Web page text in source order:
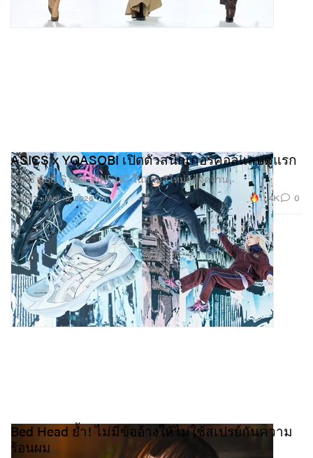
รองเท้า
ASICS x YOASOBI เปิดตัวสนีกเกอร์คอลแลบคู่แรก
รีมิกซ์ ASICS GEL-KINETIC ในสามสีใหม่สุดจัดจ้าน
Mar 10, 2026 11.4K 0
Bed Head ย้ำ! ไม่มีข้ออ้างให้ไม่ใช้สเปรย์กันความ
ร้อนผม